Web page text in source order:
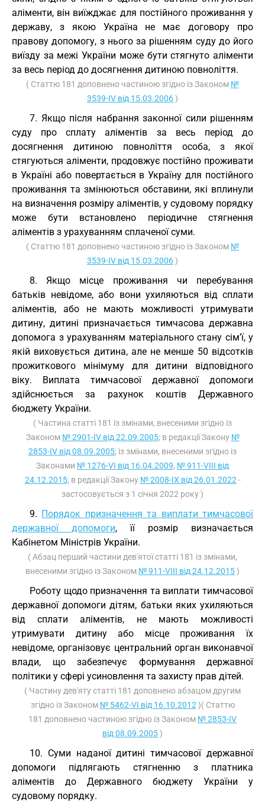
аліменти, він виїжджає для постійного проживання у
державу, з якою Україна не має договору про
правову допомогу, з нього за рішенням суду до його
виїзду за межі України може бути стягнуто аліменти
за весь період до досягнення дитиною повноліття.
( Статтю 181 доповнено частиною згідно із Законом №
3539-IV від 15.03.2006)
7. Якщо після набрання законної сили рішенням
суду про сплату аліментів за весь період до
досягнення дитиною повноліття особа, з якої
стягуються аліменти, продовжує постійно проживати
в Україні або повертається в Україну для постійного
проживання та змінюються обставини, які вплинули
на визначення розміру аліментів, у судовому порядку
може бути встановлено періодичне стягнення
аліментів з урахуванням сплаченої суми.
( Статтю 181 доповнено частиною згідно із Законом №
3539-IV від 15.03.2006)
8. Якщо місце проживання чи перебування
батьків невідоме, або вони ухиляються від сплати
аліментів, або не мають можливості утримувати
дитину, дитині призначається тимчасова державна
допомога з урахуванням матеріального стану сім’ї, у
якій виховується дитина, але не менше 50 відсотків
прожиткового мінімуму для дитини відповідного
віку. Виплата тимчасової державної допомоги
здійснюється за рахунок коштів Державного
бюджету України.
( Частина статті 181 із змінами, внесеними згідно із
Законом № 2901-IV від 22.09.2005; в редакції Закону №
2853-IV від 08.09.2005; із змінами, внесеними згідно із
Законами № 1276-VI від 16.04.2009, № 911-VIII від
24.12.2015; в редакції Закону № 2008-IX від 26.01.2022 -
застосовується з 1 січня 2022 року )
9. Порядок призначення та виплати тимчасової
державної допомоги, її розмір визначається
Кабінетом Міністрів України.
( Абзац перший частини дев'ятої статті 181 із змінами,
внесеними згідно із Законом № 911-VIII від 24.12.2015)
Роботу щодо призначення та виплати тимчасової
державної допомоги дітям, батьки яких ухиляються
від сплати аліментів, не мають можливості
утримувати дитину або місце проживання їх
невідоме, організовує центральний орган виконавчої
влади, що забезпечує формування державної
політики у сфері усиновлення та захисту прав дітей.
( Частину дев'яту статті 181 доповнено абзацом другим
згідно із Законом № 5462-VI від 16.10.2012 )( Статтю
181 доповнено частиною згідно із Законом № 2853-IV
від 08.09.2005)
10. Суми наданої дитині тимчасової державної
допомоги підлягають стягненню з платника
аліментів до Державного бюджету України у
судовому порядку.